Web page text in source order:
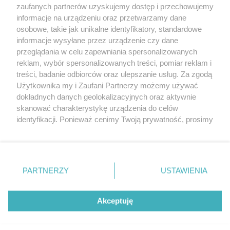
Więcej
20. urodzin portalu
wSzczecinie.pl
Regulamin konkursów
śniadaniówka "Hej
Szczecin! Jest piątek!"
Partnerzy
Praca Szczecin
© 2026 wSzczecinie.pl
Created by GOD
zaufanych partnerów uzyskujemy dostęp i przechowujemy
informacje na urządzeniu oraz przetwarzamy dane
osobowe, takie jak unikalne identyfikatory, standardowe
informacje wysyłane przez urządzenie czy dane
przeglądania w celu zapewniania spersonalizowanych
reklam, wybór spersonalizowanych treści, pomiar reklam i
treści, badanie odbiorców oraz ulepszanie usług. Za zgodą
Użytkownika my i Zaufani Partnerzy możemy używać
dokładnych danych geolokalizacyjnych oraz aktywnie
skanować charakterystykę urządzenia do celów
identyfikacji. Ponieważ cenimy Twoją prywatność, prosimy
prywatności znajdujący się w lewym dolnym rogu strony
. Niektóre rodzaje przetwarzania danych nie wymagają
takiemu przetwarzaniu. Preferencje będą miały
zastosowania tylko na tej witrynie.
PARTNERZY USTAWIENIA
Akceptuję